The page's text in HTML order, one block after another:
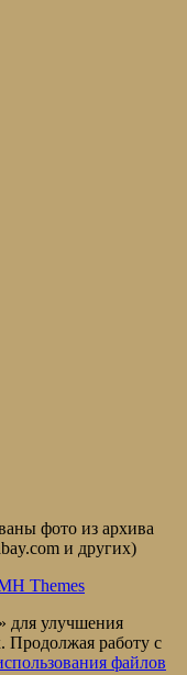
фото из архива
и других)
Themes
для улучшения
Продолжая работу с
файлов